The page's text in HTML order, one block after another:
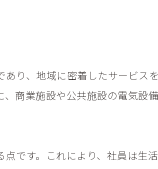
り、地域に密着したサービス
商業施設や公共施設の電気設
です。これにより、社員は生